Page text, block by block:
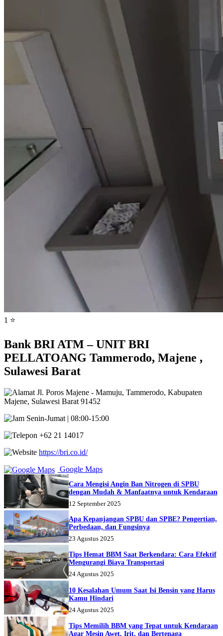
1 ⭐
Bank BRI ATM – UNIT BRI
PELLATOANG Tammerodo, Majene ,
Sulawesi Barat
Jl. Poros Majene - Mamuju, Tammerodo, Kabupaten
Majene, Sulawesi Barat 91452
Senin-Jumat | 08:00-15:00
+62 21 14017
https://bri.co.id/
Google Maps
Cara Mengisi Angin Ban Nitrogen di SPBU
dengan Mudah & Manfaatnya untuk Kendaraan
12 September 2025
Apa Kepanjangan SPBU dan SPBE? Pengertian,
Perbedaan, dan Fungsinya
23 Agustus 2025
Tips Hemat BBM Saat Berkendara: Cara Efektif
Mengurangi Biaya Transportasi
24 Agustus 2025
10 Kesalahan Umum Saat Isi Bensin yang Harus
Kamu Hindari
24 Agustus 2025
Tips Memilih BBM yang Tepat untuk Kendaraan
Agar Mesin Awet, Irit, dan Bertenaga